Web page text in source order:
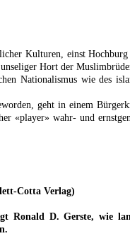
Kulturen, einst
Hort der
Nationalismus wie des
geht in einem
«player» wahr- und
Cotta Verlag)
D. Gerste, wie